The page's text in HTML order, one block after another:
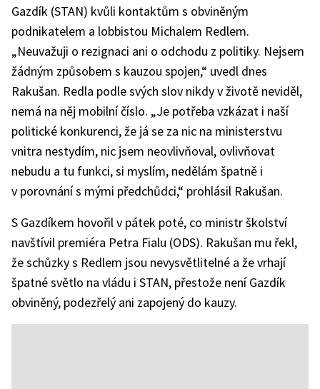
Gazdík (STAN) kvůli kontaktům s obviněným
podnikatelem a lobbistou Michalem Redlem.
„Neuvažuji o rezignaci ani o odchodu z politiky. Nejsem
žádným způsobem s kauzou spojen,“ uvedl dnes
Rakušan. Redla podle svých slov nikdy v životě neviděl,
nemá na něj mobilní číslo. „Je potřeba vzkázat i naší
politické konkurenci, že já se za nic na ministerstvu
vnitra nestydím, nic jsem neovlivňoval, ovlivňovat
nebudu a tu funkci, si myslím, nedělám špatně i
v porovnání s mými předchůdci,“ prohlásil Rakušan.
S Gazdíkem hovořil v pátek poté, co ministr školství
navštívil premiéra Petra Fialu (ODS). Rakušan mu řekl,
že schůzky s Redlem jsou nevysvětlitelné a že vrhají
špatné světlo na vládu i STAN, přestože není Gazdík
obviněný, podezřelý ani zapojený do kauzy.